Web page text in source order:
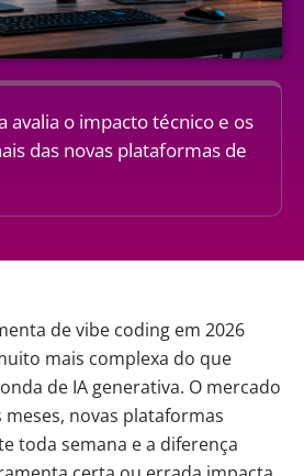
avalia o impacto técnico e os
das novas plataformas de
de vibe coding em 2026
mais complexa do que
de IA generativa. O mercado
novas plataformas
toda semana e a diferença